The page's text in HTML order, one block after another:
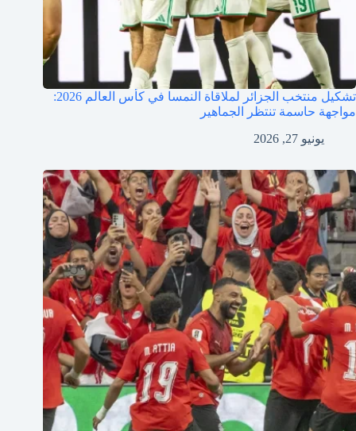
تشكيل منتخب الجزائر لملاقاة النمسا في كأس العالم 2026:
مواجهة حاسمة تنتظر الجماهير
يونيو 27, 2026